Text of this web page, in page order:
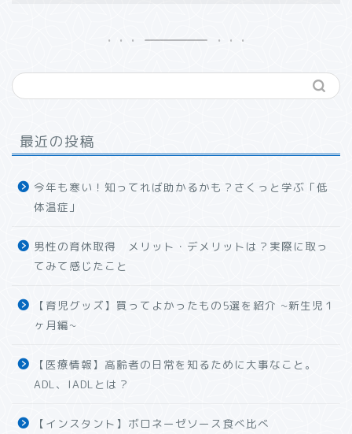
最近の投稿
今年も寒い！知ってれば助かるかも？さくっと学ぶ「低
体温症」
男性の育休取得 メリット・デメリットは？実際に取っ
てみて感じたこと
【育児グッズ】買ってよかったもの5選を紹介 ~新生児１
ヶ月編~
【医療情報】高齢者の日常を知るために大事なこと。
ADL、IADLとは？
【インスタント】ボロネーゼソース食べ比べ